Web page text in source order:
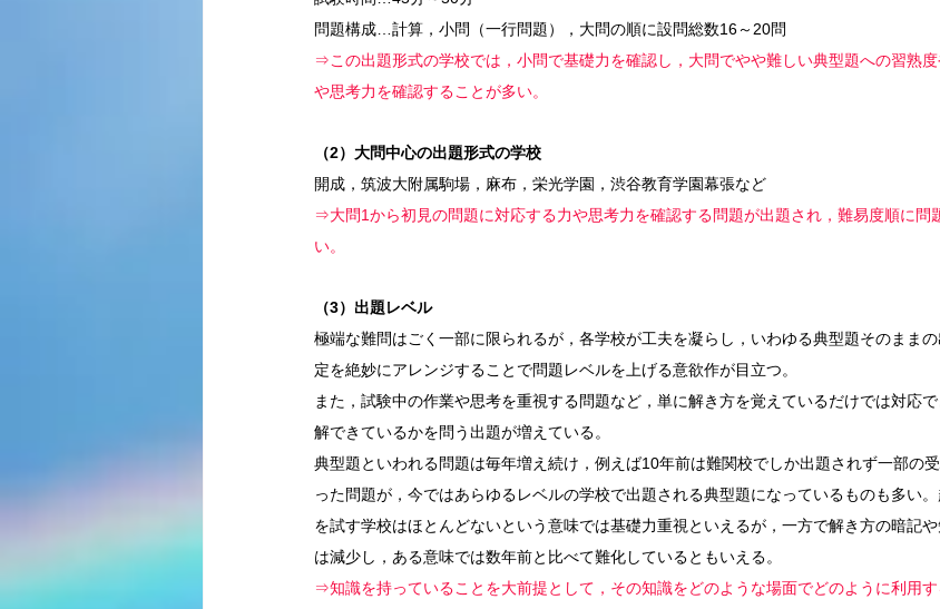
問題構成…計算，小問（一行問題），大問の順に設問総数16～20問
⇒この出題形式の学校では，小問で基礎力を確認し，大問でやや難しい典型題への習熟
や思考力を確認することが多い。
（2）大問中心の出題形式の学校
開成，筑波大附属駒場，麻布，栄光学園，渋谷教育学園幕張など
⇒大問1から初見の問題に対応する力や思考力を確認する問題が出題され，難易度順に問
い。
（3）出題レベル
極端な難問はごく一部に限られるが，各学校が工夫を凝らし，いわゆる典型題そのまま
定を絶妙にアレンジすることで問題レベルを上げる意欲作が目立つ。
また，試験中の作業や思考を重視する問題など，単に解き方を覚えているだけでは対応
解できているかを問う出題が増えている。
典型題といわれる問題は毎年増え続け，例えば10年前は難関校でしか出題されず一部の
った問題が，今ではあらゆるレベルの学校で出題される典型題になっているものも多い
を試す学校はほとんどないという意味では基礎力重視といえるが，一方で解き方の暗記
は減少し，ある意味では数年前と比べて難化しているともいえる。
⇒知識を持っていることを大前提として，その知識をどのような場面でどのように利用